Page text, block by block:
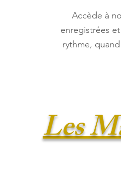
Accède à
enregistrées
rythme,
Les